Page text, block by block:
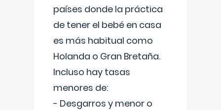
países donde la práctica
de tener el bebé en casa
es más habitual como
Holanda o Gran Bretaña.
Incluso hay tasas
menores de:
- Desgarros y menor o